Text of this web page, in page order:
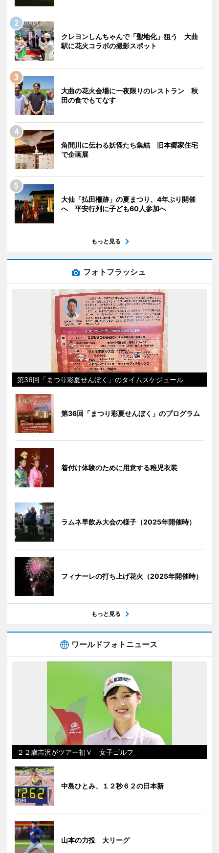
クレヨンしんちゃんで「聖地化」狙う 大曲
駅に花火コラボの撮影スポット
大曲の花火会場に一夜限りのレストラン 秋
田の食でもてなす
角間川に伝わる妖怪たち集結 旧本郷家住宅
で企画展
大仙「払田柵跡」の夏まつり、4年ぶり開催
へ 平安行列に子ども60人参加へ
もっと見る
フォトフラッシュ
第36回「まつり彩夏せんぼく」のタイムスケジュール
第36回「まつり彩夏せんぼく」のプログラム
着付け体験のために用意する稚児衣装
ラムネ早飲み大会の様子（2025年開催時）
フィナーレの打ち上げ花火（2025年開催時）
もっと見る
ワールドフォトニュース
２２歳吉沢がツアー初Ｖ 女子ゴルフ
中島ひとみ、１２秒６２の日本新
山本の力投 大リーグ